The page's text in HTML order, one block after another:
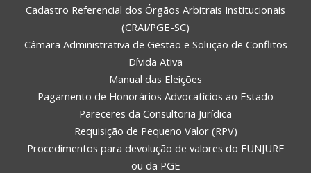
Cadastro Referencial dos Órgãos Arbitrais Institucionais
(CRAI/PGE-SC)
Câmara Administrativa de Gestão e Solução de Conflitos
Dívida Ativa
Manual das Eleições
Pagamento de Honorários Advocatícios ao Estado
Pareceres da Consultoria Jurídica
Requisição de Pequeno Valor (RPV)
Procedimentos para devolução de valores do FUNJURE
ou da PGE